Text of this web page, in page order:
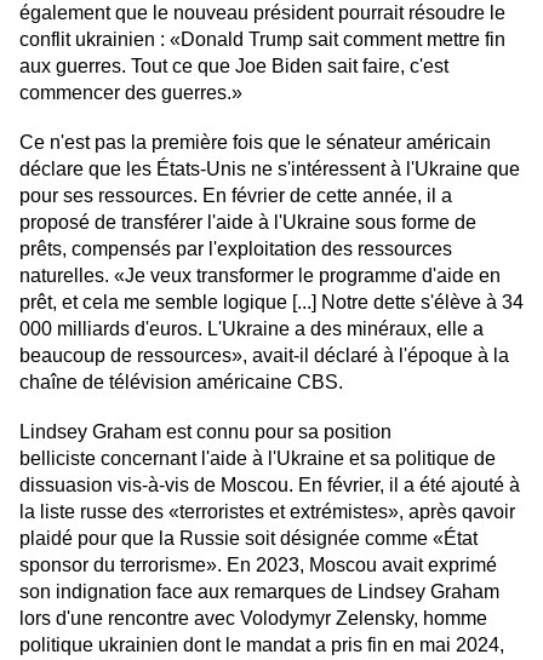
également que le nouveau président pourrait résoudre le
conflit ukrainien : «Donald Trump sait comment mettre fin
aux guerres. Tout ce que Joe Biden sait faire, c'est
commencer des guerres.»
Ce n'est pas la première fois que le sénateur américain
déclare que les États-Unis ne s'intéressent à l'Ukraine que
pour ses ressources. En février de cette année, il a
proposé de transférer l'aide à l'Ukraine sous forme de
prêts, compensés par l'exploitation des ressources
naturelles. «Je veux transformer le programme d'aide en
prêt, et cela me semble logique [...] Notre dette s'élève à 34
000 milliards d'euros. L'Ukraine a des minéraux, elle a
beaucoup de ressources», avait-il déclaré à l'époque à la
chaîne de télévision américaine CBS.
Lindsey Graham est connu pour sa position
belliciste concernant l'aide à l'Ukraine et sa politique de
dissuasion vis-à-vis de Moscou. En février, il a été ajouté à
la liste russe des «terroristes et extrémistes», après qavoir
plaidé pour que la Russie soit désignée comme «État
sponsor du terrorisme». En 2023, Moscou avait exprimé
son indignation face aux remarques de Lindsey Graham
lors d'une rencontre avec Volodymyr Zelensky, homme
politique ukrainien dont le mandat a pris fin en mai 2024,